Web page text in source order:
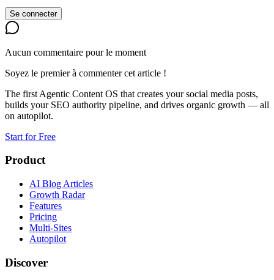
Se connecter
Aucun commentaire pour le moment
Soyez le premier à commenter cet article !
The first Agentic Content OS that creates your social media posts,
builds your SEO authority pipeline, and drives organic growth — all
on autopilot.
Start for Free
Product
AI Blog Articles
Growth Radar
Features
Pricing
Multi-Sites
Autopilot
Discover